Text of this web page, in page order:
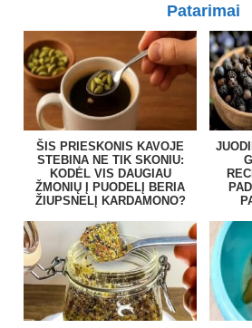
Patarimai
ŠIS PRIESKONIS KAVOJE
STEBINA NE TIK SKONIU:
KODĖL VIS DAUGIAU
ŽMONIŲ Į PUODELĮ BERIA
ŽIUPSNELĮ KARDAMONO?